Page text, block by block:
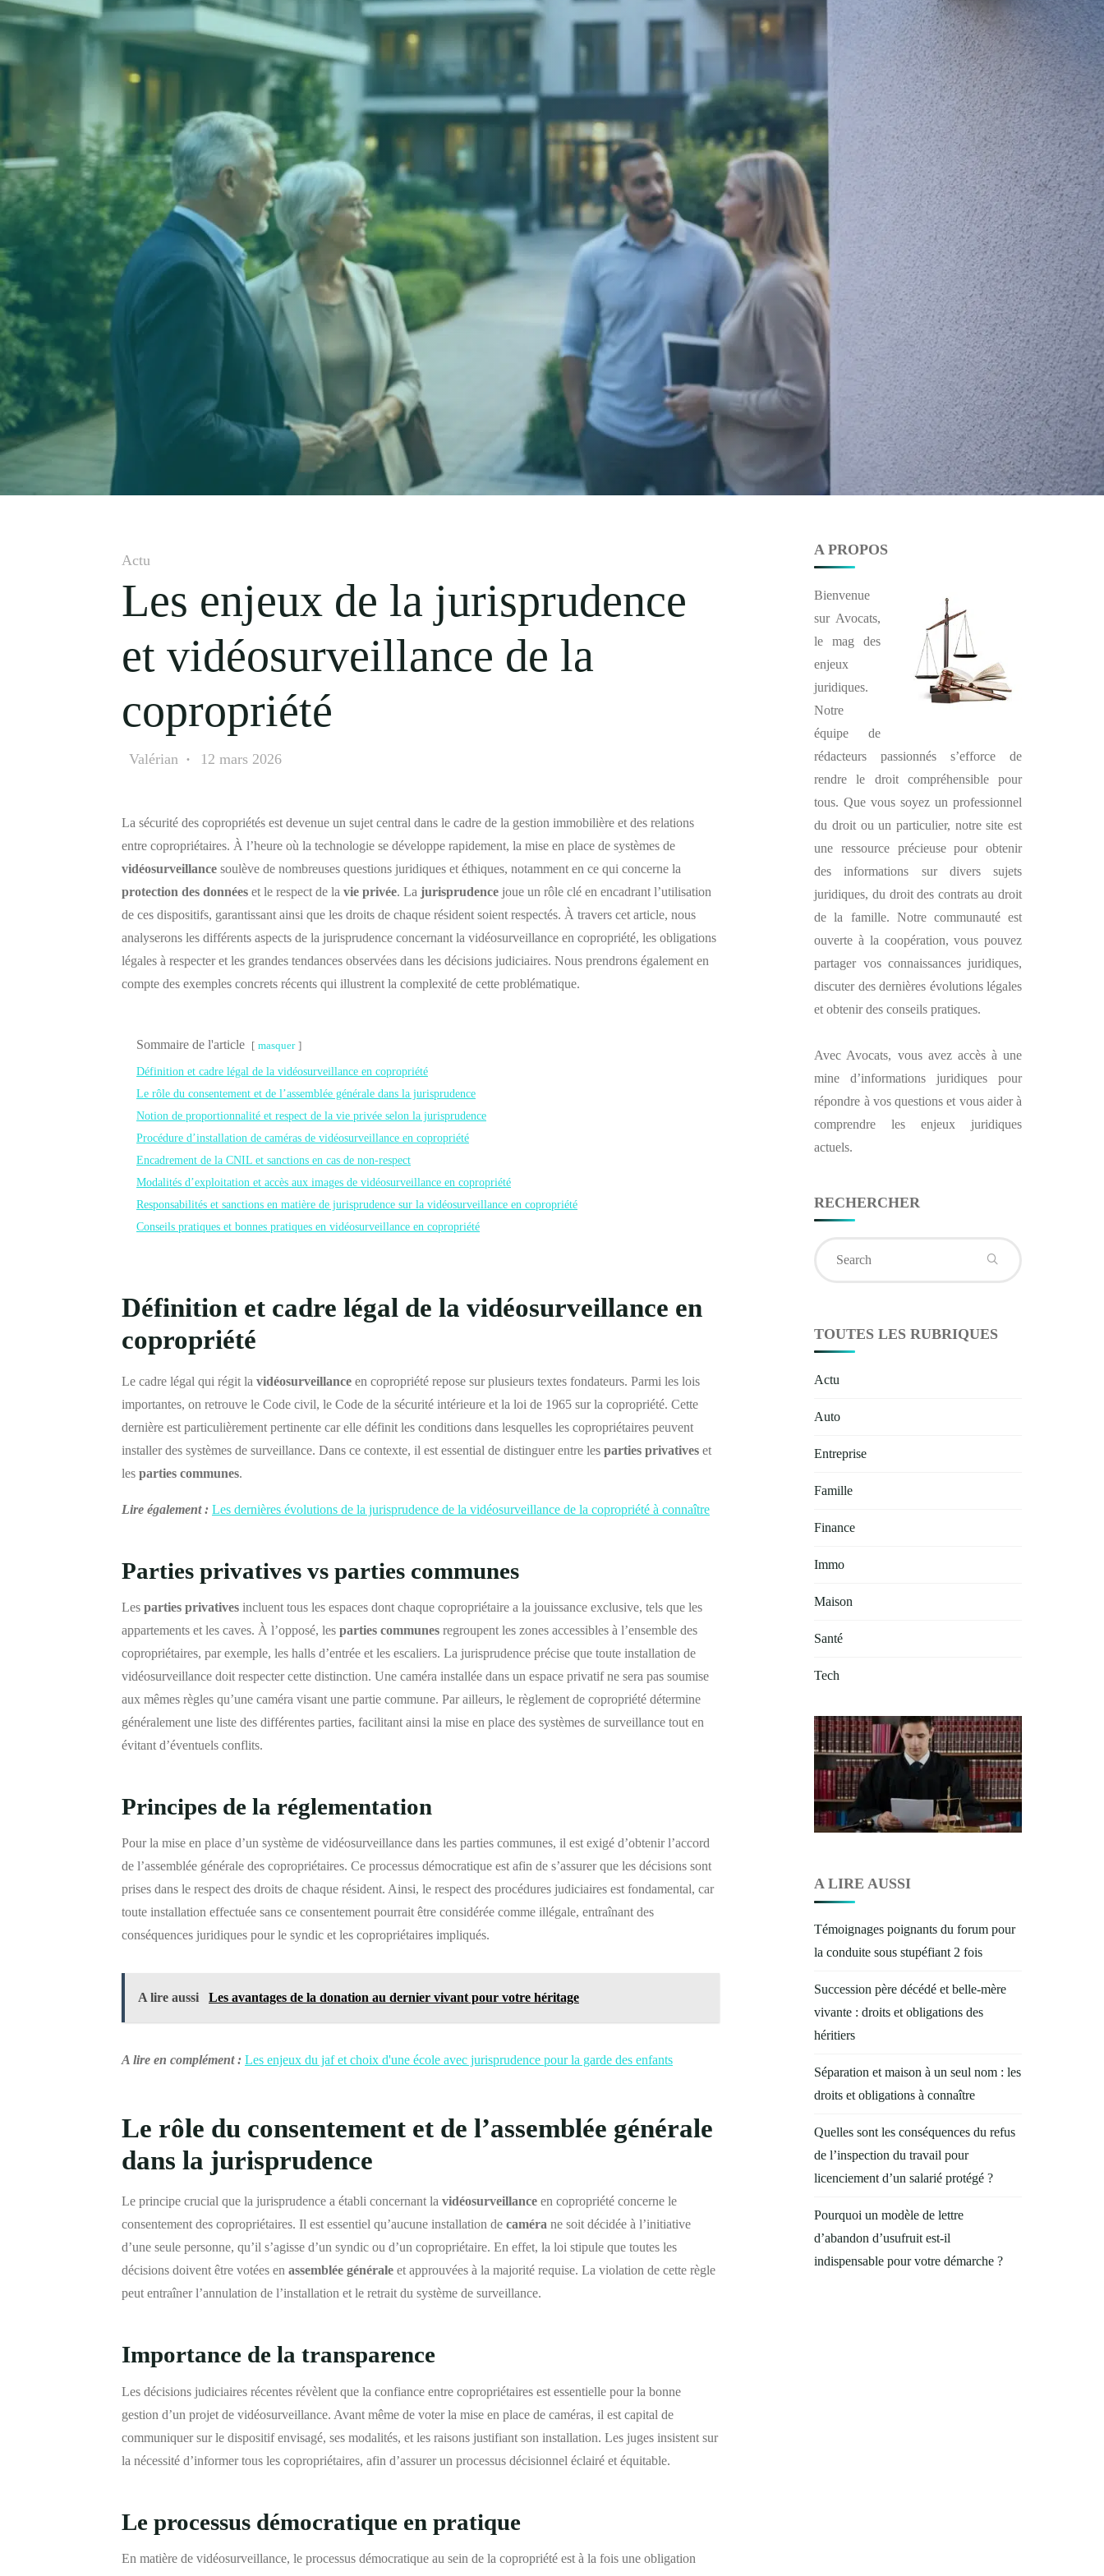
Actu
Les enjeux de la jurisprudence
et vidéosurveillance de la
copropriété
Valérian 12 mars 2026
La sécurité des copropriétés est devenue un sujet central dans le cadre de la gestion immobilière et des relations
entre copropriétaires. À l’heure où la technologie se développe rapidement, la mise en place de systèmes de
vidéosurveillance soulève de nombreuses questions juridiques et éthiques, notamment en ce qui concerne la
protection des données et le respect de la vie privée. La jurisprudence joue un rôle clé en encadrant l’utilisation
de ces dispositifs, garantissant ainsi que les droits de chaque résident soient respectés. À travers cet article, nous
analyserons les différents aspects de la jurisprudence concernant la vidéosurveillance en copropriété, les obligations
légales à respecter et les grandes tendances observées dans les décisions judiciaires. Nous prendrons également en
compte des exemples concrets récents qui illustrent la complexité de cette problématique.
Sommaire de l'article masquer
Définition et cadre légal de la vidéosurveillance en copropriété
Le rôle du consentement et de l’assemblée générale dans la jurisprudence
Notion de proportionnalité et respect de la vie privée selon la jurisprudence
Procédure d’installation de caméras de vidéosurveillance en copropriété
Encadrement de la CNIL et sanctions en cas de non-respect
Modalités d’exploitation et accès aux images de vidéosurveillance en copropriété
Responsabilités et sanctions en matière de jurisprudence sur la vidéosurveillance en copropriété
Conseils pratiques et bonnes pratiques en vidéosurveillance en copropriété
Définition et cadre légal de la vidéosurveillance en
copropriété
Le cadre légal qui régit la vidéosurveillance en copropriété repose sur plusieurs textes fondateurs. Parmi les lois
importantes, on retrouve le Code civil, le Code de la sécurité intérieure et la loi de 1965 sur la copropriété. Cette
dernière est particulièrement pertinente car elle définit les conditions dans lesquelles les copropriétaires peuvent
installer des systèmes de surveillance. Dans ce contexte, il est essential de distinguer entre les parties privatives et
les parties communes.
Lire également : Les dernières évolutions de la jurisprudence de la vidéosurveillance de la copropriété à connaître
Parties privatives vs parties communes
Les parties privatives incluent tous les espaces dont chaque copropriétaire a la jouissance exclusive, tels que les
appartements et les caves. À l’opposé, les parties communes regroupent les zones accessibles à l’ensemble des
copropriétaires, par exemple, les halls d’entrée et les escaliers. La jurisprudence précise que toute installation de
vidéosurveillance doit respecter cette distinction. Une caméra installée dans un espace privatif ne sera pas soumise
aux mêmes règles qu’une caméra visant une partie commune. Par ailleurs, le règlement de copropriété détermine
généralement une liste des différentes parties, facilitant ainsi la mise en place des systèmes de surveillance tout en
évitant d’éventuels conflits.
Principes de la réglementation
Pour la mise en place d’un système de vidéosurveillance dans les parties communes, il est exigé d’obtenir l’accord
de l’assemblée générale des copropriétaires. Ce processus démocratique est afin de s’assurer que les décisions sont
prises dans le respect des droits de chaque résident. Ainsi, le respect des procédures judiciaires est fondamental, car
toute installation effectuée sans ce consentement pourrait être considérée comme illégale, entraînant des
conséquences juridiques pour le syndic et les copropriétaires impliqués.
A lire aussi Les avantages de la donation au dernier vivant pour votre héritage
A lire en complément : Les enjeux du jaf et choix d'une école avec jurisprudence pour la garde des enfants
Le rôle du consentement et de l’assemblée générale
dans la jurisprudence
Le principe crucial que la jurisprudence a établi concernant la vidéosurveillance en copropriété concerne le
consentement des copropriétaires. Il est essentiel qu’aucune installation de caméra ne soit décidée à l’initiative
d’une seule personne, qu’il s’agisse d’un syndic ou d’un copropriétaire. En effet, la loi stipule que toutes les
décisions doivent être votées en assemblée générale et approuvées à la majorité requise. La violation de cette règle
peut entraîner l’annulation de l’installation et le retrait du système de surveillance.
Importance de la transparence
Les décisions judiciaires récentes révèlent que la confiance entre copropriétaires est essentielle pour la bonne
gestion d’un projet de vidéosurveillance. Avant même de voter la mise en place de caméras, il est capital de
communiquer sur le dispositif envisagé, ses modalités, et les raisons justifiant son installation. Les juges insistent sur
la nécessité d’informer tous les copropriétaires, afin d’assurer un processus décisionnel éclairé et équitable.
Le processus démocratique en pratique
En matière de vidéosurveillance, le processus démocratique au sein de la copropriété est à la fois une obligation
A PROPOS
Bienvenue
sur Avocats,
le mag des
enjeux
juridiques.
Notre
équipe de
rédacteurs passionnés s’efforce de
rendre le droit compréhensible pour
tous. Que vous soyez un professionnel
du droit ou un particulier, notre site est
une ressource précieuse pour obtenir
des informations sur divers sujets
juridiques, du droit des contrats au droit
de la famille. Notre communauté est
ouverte à la coopération, vous pouvez
partager vos connaissances juridiques,
discuter des dernières évolutions légales
et obtenir des conseils pratiques.
Avec Avocats, vous avez accès à une
mine d’informations juridiques pour
répondre à vos questions et vous aider à
comprendre les enjeux juridiques
actuels.
RECHERCHER
TOUTES LES RUBRIQUES
Actu
Auto
Entreprise
Famille
Finance
Immo
Maison
Santé
Tech
A LIRE AUSSI
Témoignages poignants du forum pour
la conduite sous stupéfiant 2 fois
Succession père décédé et belle-mère
vivante : droits et obligations des
héritiers
Séparation et maison à un seul nom : les
droits et obligations à connaître
Quelles sont les conséquences du refus
de l’inspection du travail pour
licenciement d’un salarié protégé ?
Pourquoi un modèle de lettre
d’abandon d’usufruit est-il
indispensable pour votre démarche ?